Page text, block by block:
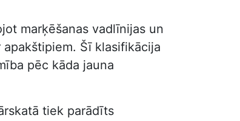
marķēšanas vadlīnijas un
Šī klasifikācija
pēc kāda jauna
tiek parādīts